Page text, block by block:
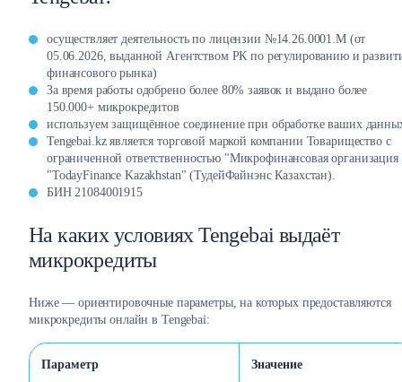
осуществляет деятельность по лицензии №14.26.0001.М (от
05.06.2026, выданной Агентством РК по регулированию и
финансового рынка)
За время работы одобрено более 80% заявок и выдано более
150.000+ микрокредитов
используем защищённое соединение при обработке ваших
Tengebai.kz является торговой маркой компании Товарищество с
ограниченной ответственностью "Микрофинансовая организация
"TodayFinance Kazakhstan" (ТудейФайнэнс Казахстан).
БИН 21084001915
На каких условиях Tengebai выдаёт
микрокредиты
Ниже — ориентировочные параметры, на которых предоставляются
микрокредиты онлайн в Tengebai:
Параметр Значение